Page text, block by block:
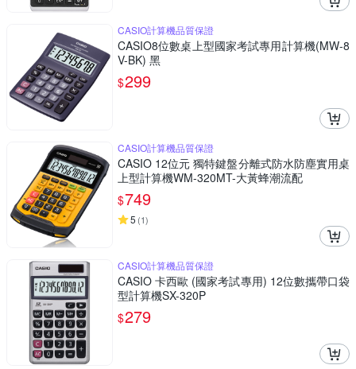
CASIO計算機品質保證
CASIO8位數桌上型國家考試專用計算機(MW-8
V-BK) 黑
$299
CASIO計算機品質保證
CASIO 12位元 獨特鍵盤分離式防水防塵實用桌
上型計算機WM-320MT-大黃蜂潮流配
$749
5 (1)
CASIO計算機品質保證
CASIO 卡西歐 (國家考試專用) 12位數攜帶口袋
型計算機SX-320P
$279